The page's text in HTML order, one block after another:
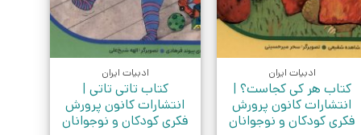
ادبیات ایران
کتاب هر‌ کی‌ کجاست؟ |
انتشارات کانون پرورش
فکری کودکان و نوجوانان
ادبیات ایران
کتاب تاتی‌ تاتی |
انتشارات کانون پرورش
فکری کودکان و نوجوانان